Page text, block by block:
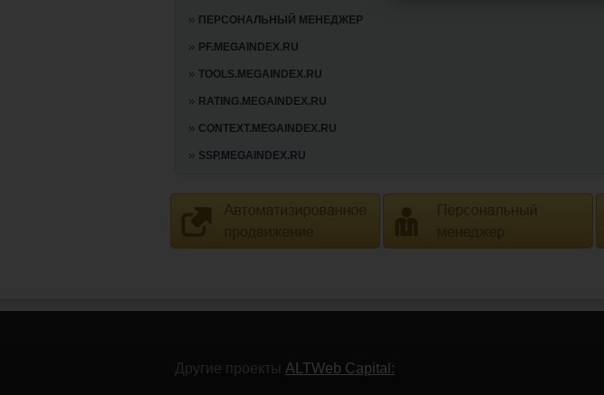
ПЕРСОНАЛЬНЫЙ МЕНЕДЖЕР
PF.MEGAINDEX.RU
TOOLS.MEGAINDEX.RU
RATING.MEGAINDEX.RU
CONTEXT.MEGAINDEX.RU
SSP.MEGAINDEX.RU
Другие проекты ALTWeb Capital: